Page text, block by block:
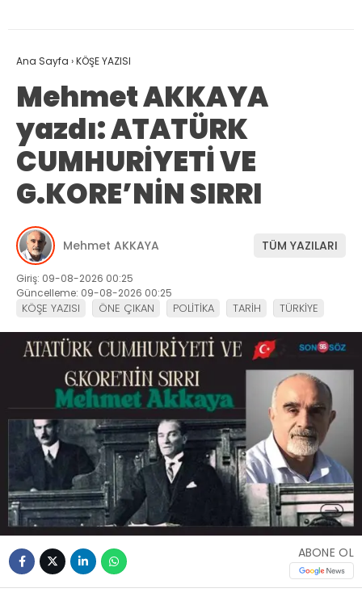
Ana Sayfa ›KÖŞE YAZISI
Mehmet AKKAYA
yazdı: ATATÜRK
CUMHURİYETİ VE
G.KORE’NİN SIRRI
Mehmet AKKAYA TÜM YAZILARI
Giriş: 09-08-2026 00:25
Güncelleme: 09-08-2026 00:25
KÖŞE YAZISI ÖNE ÇIKAN POLİTİKA TARİH TÜRKİYE
ABONE OL